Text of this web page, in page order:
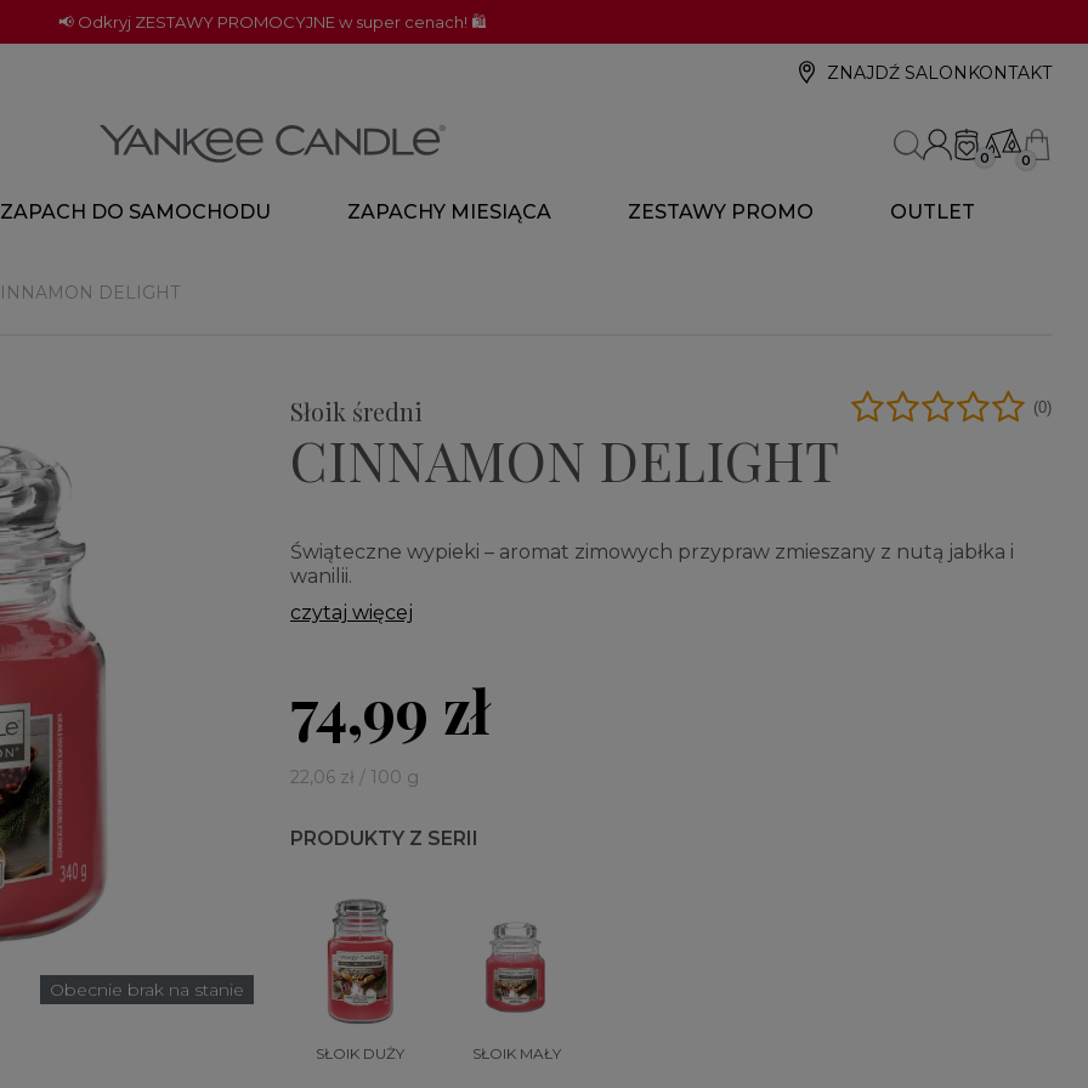
📢 Odkryj ZESTAWY PROMOCYJNE w super cenach! 🛍️
ZNAJDŹ SALON KONTAKT
0 0
ZAPACH DO SAMOCHODU ZAPACHY MIESIĄCA ZESTAWY PROMO OUTLET
DELIGHT
Obecnie brak na stanie
Słoik średni
CINNAMON DELIGHT
(0)
Świąteczne wypieki – aromat zimowych przypraw zmieszany z nutą jabłka i
wanilii.
czytaj więcej
74,99 zł
22,06 zł / 100 g
PRODUKTY Z SERII
SŁOIK DUŻY SŁOIK MAŁY